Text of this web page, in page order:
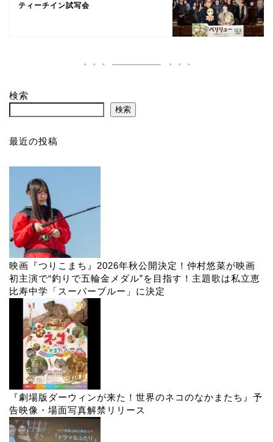
ティーチイン試写会
検索
検索
最近の投稿
映画『つりこまち』2026年秋公開決定！仲村悠菜が映画
初主演で“釣りで五輪金メダル”を目指す！主題歌は私立恵
比寿中学「スーパーブルー」に決定
『劇場版ダーウィンが来た！世界のネコのなかまたち』予
告映像・場面写真解禁リリース